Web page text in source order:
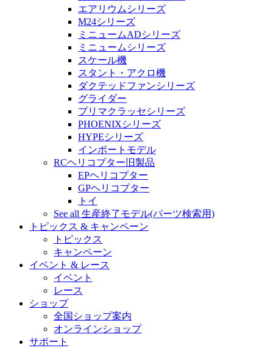
エアリウムシリーズ
M24シリーズ
ミニュームADシリーズ
ミニュームシリーズ
スケール機
スタント・アクロ機
ダクテッドファンシリーズ
グライダー
プリマクラッセシリーズ
PHOENIXシリーズ
HYPEシリーズ
インポートモデル
RCヘリコプター旧製品
EPヘリコプター
GPヘリコプター
トイ
See all 生産終了モデル(パーツ検索用)
トピックス & キャンペーン
トピックス
キャンペーン
イベント & レース
イベント
レース
ショップ
全国ショップ案内
オンラインショップ
サポート